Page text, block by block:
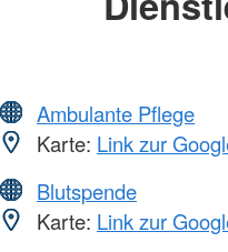
Ambulante Pflege
Karte: Link zur
Blutspende
Karte: Link zur